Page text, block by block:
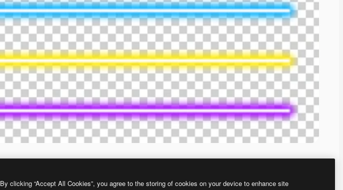
By clicking “Accept All Cookies”, you agree to the storing of cookies on your device to enhance site